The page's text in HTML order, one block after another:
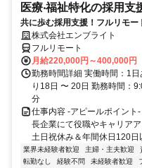
医療‧福祉特化の採用支
共に歩む採用支援！フルリモー
株式会社エンブライト
フルリモート
月給220,000円～400,000円
勤務時間詳細 実働時間：1
り18日 〜 20日 勤務時間：
分
仕事内容 -アピールポイント
長企業にて役職やキャリア
土日祝休み＆年間休日120
業界未経験者歓迎 主婦・主夫歓迎
転勤なし
経験不問 未経験者歓迎